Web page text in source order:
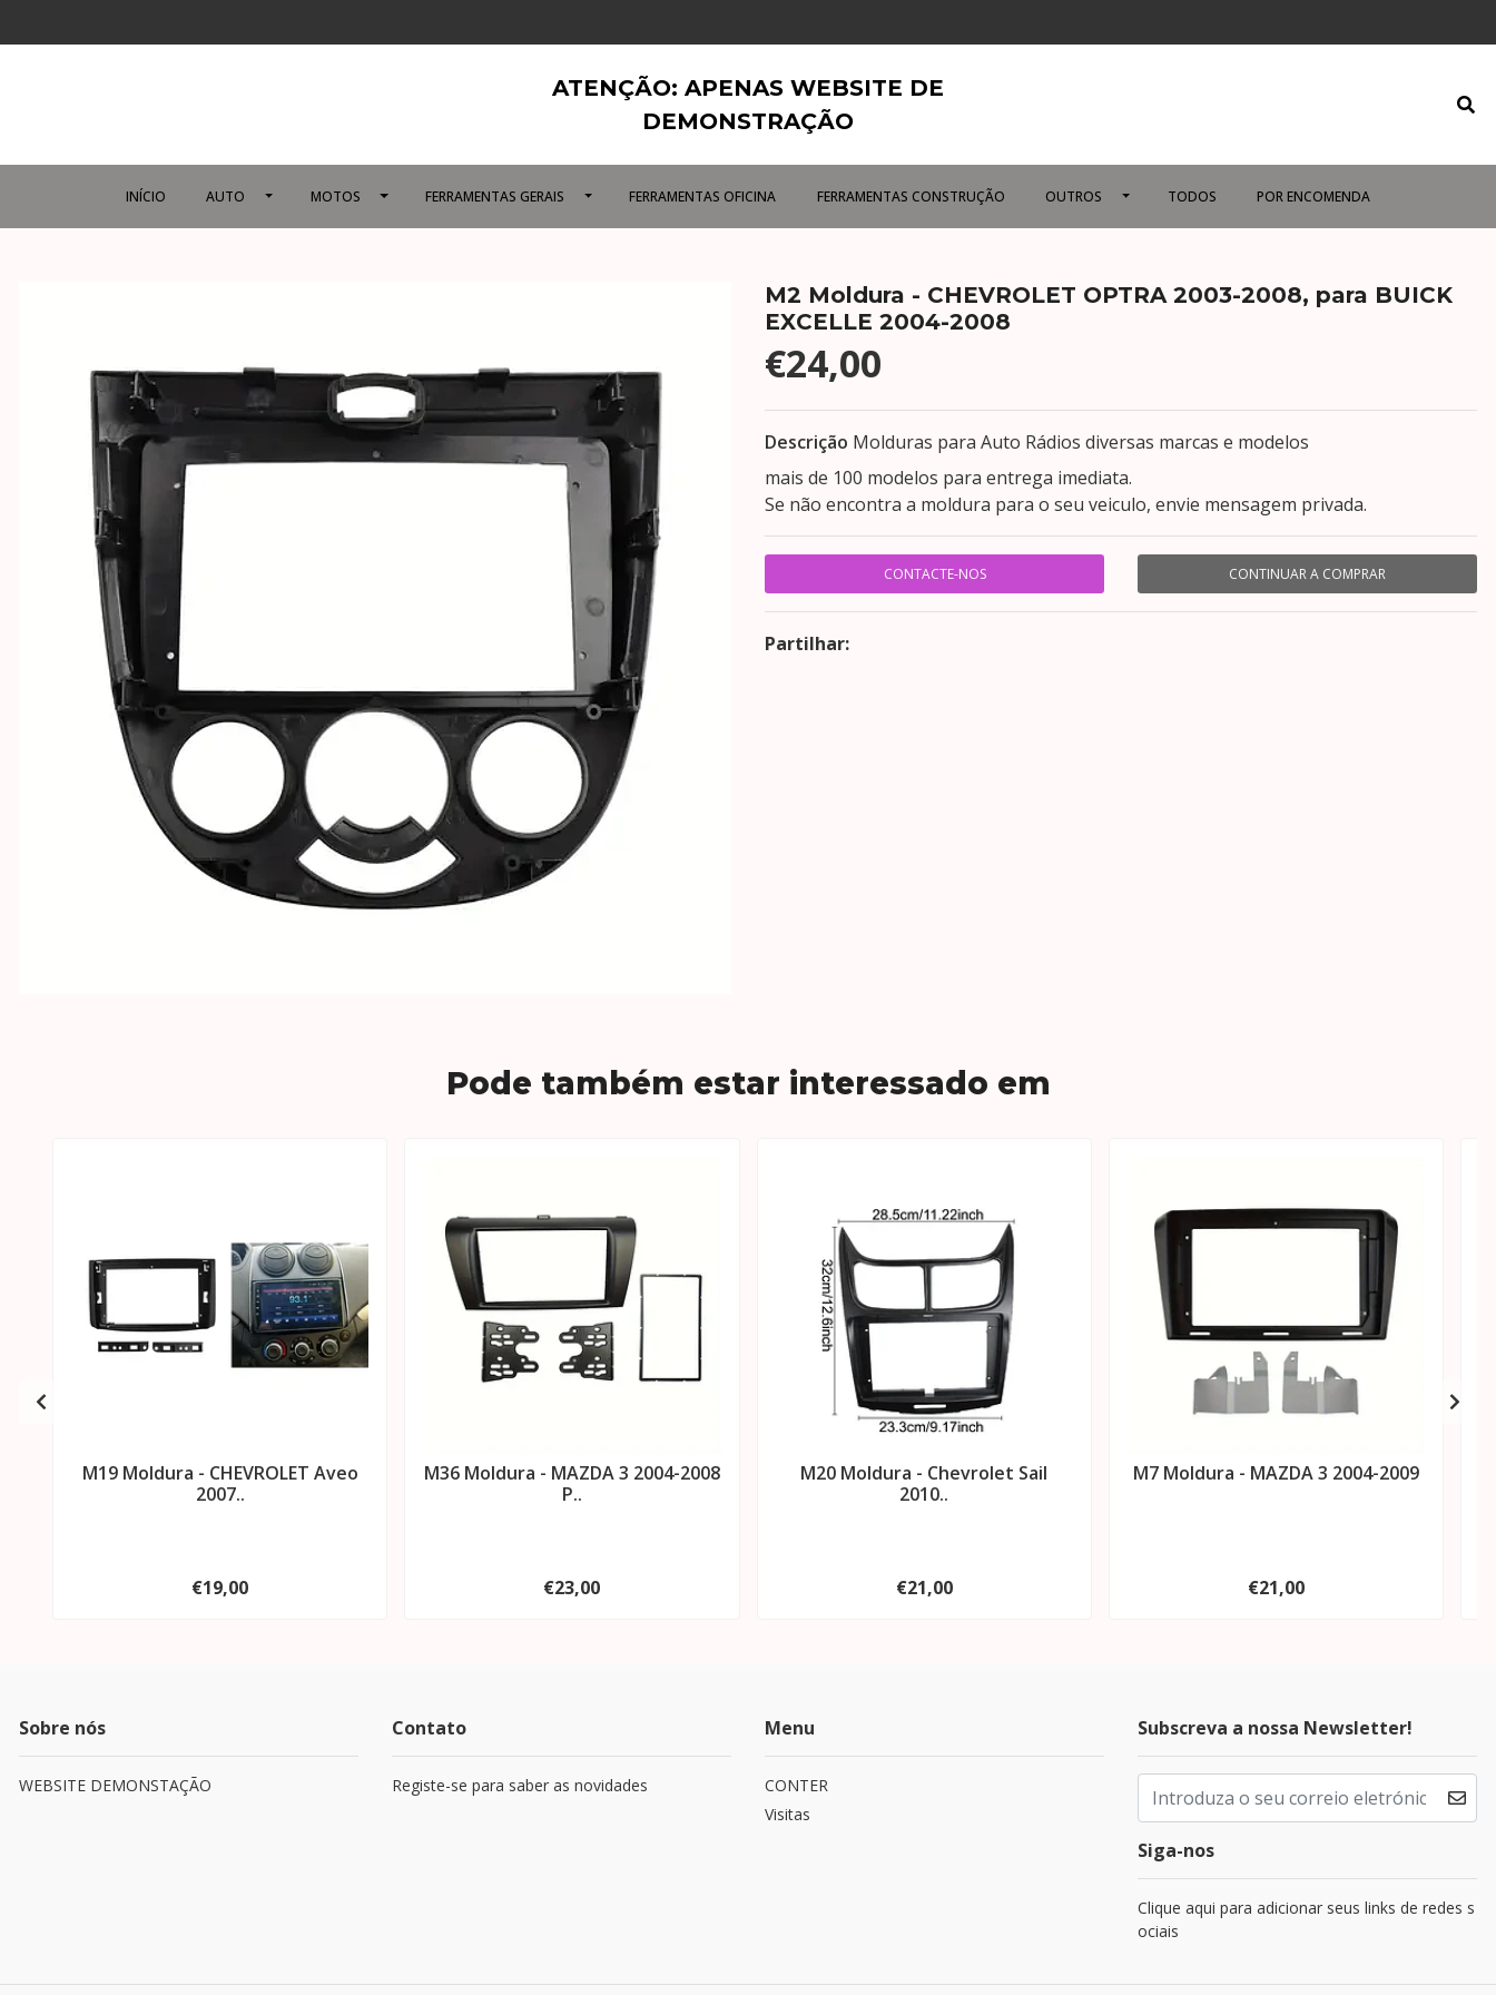
ATENÇÃO: APENAS WEBSITE DE
DEMONSTRAÇÃO
INÍCIO AUTO MOTOS FERRAMENTAS GERAIS FERRAMENTAS OFICINA FERRAMENTAS CONSTRUÇÃO OUTROS TODOS POR ENCOMENDA
M2 Moldura - CHEVROLET OPTRA 2003-2008, para BUICK
EXCELLE 2004-2008
€24,00
Descrição Molduras para Auto Rádios diversas marcas e modelos
mais de 100 modelos para entrega imediata.
Se não encontra a moldura para o seu veiculo, envie mensagem privada.
CONTACTE-NOS CONTINUAR A COMPRAR
Partilhar:
Pode também estar interessado em
M19 Moldura - CHEVROLET Aveo
2007..
€19,00
M36 Moldura - MAZDA 3 2004-2008
P..
€23,00
M20 Moldura - Chevrolet Sail
2010..
€21,00
M7 Moldura - MAZDA 3 2004-2009
€21,00
Sobre nós
WEBSITE DEMONSTAÇÃO
Contato
Registe-se para saber as novidades
Menu
CONTER
Visitas
Subscreva a nossa Newsletter!
Siga-nos
Clique aqui para adicionar seus links de redes s
ociais